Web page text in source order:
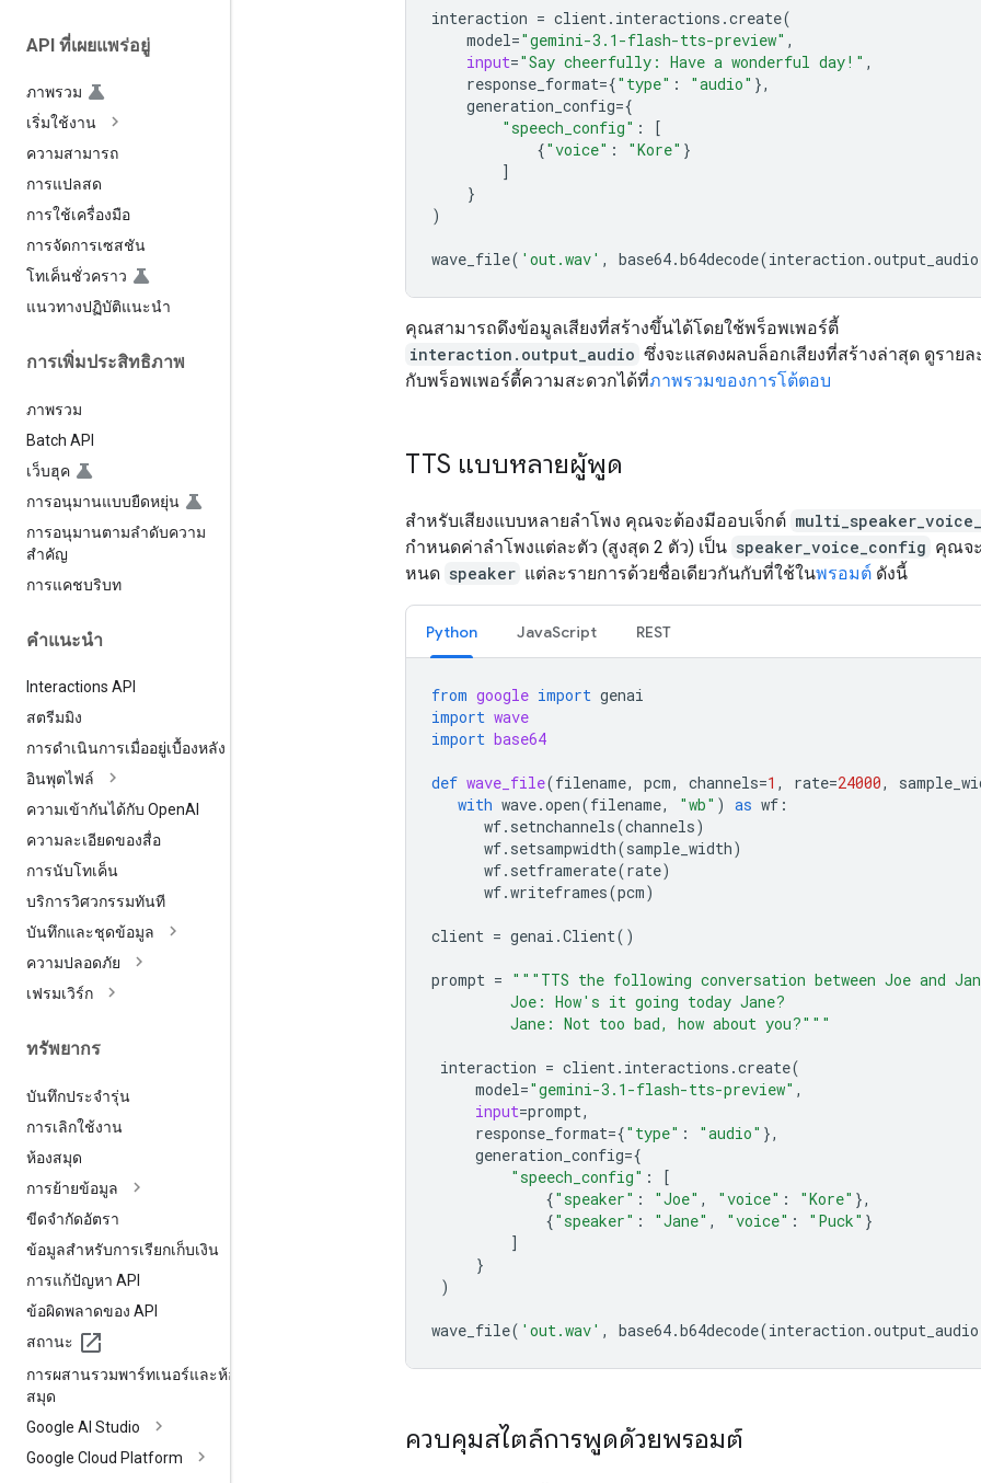
API ที่เผยแพร่อยู่
ภาพรวม
เริ่มใช้งาน
ความสามารถ
การแปลสด
การใช้เครื่องมือ
การจัดการเซสชัน
โทเค็นชั่วคราว
แนวทางปฏิบัติแนะนำ
การเพิ่มประสิทธิภาพ
ภาพรวม
Batch API
เว็บฮุค
การอนุมานแบบยืดหยุ่น
การอนุมานตามลำดับความ
สำคัญ
การแคชบริบท
คำแนะนำ
Interactions API
สตรีมมิง
การดำเนินการเมื่ออยู่เบื้องหลัง
อินพุตไฟล์
ความเข้ากันได้กับ OpenAI
ความละเอียดของสื่อ
การนับโทเค็น
บริการวิศวกรรมทันที
บันทึกและชุดข้อมูล
ความปลอดภัย
เฟรมเวิร์ก
ทรัพยากร
บันทึกประจำรุ่น
การเลิกใช้งาน
ห้องสมุด
การย้ายข้อมูล
ขีดจำกัดอัตรา
ข้อมูลสำหรับการเรียกเก็บเงิน
การแก้ปัญหา API
ข้อผิดพลาดของ API
สถานะ
การผสานรวมพาร์ทเนอร์และห้อง
สมุด
Google AI Studio
Google Cloud Platform
interaction = client. interactions .create(
model="gemini-3.1-flash-tts-preview" ,
input="Say cheerfully: Have a wonderful day!" ,
response_format={"type" : "audio" },
generation_config={
"speech_config" :
[
{"voice" : "Kore" }
]
}
)
wave_file( 'out.wav' , base64.b64decode(interaction .output_audio
คุณสามารถดึงข้อมูลเสียงที่สร้างขึ้นได้โดยใช้พร็อพเพอร์ตี้
interaction.output_audio ซึ่งจะแสดงผลบล็อกเสียงที่สร้างล่าสุด ดูรายล
กับพร็อพเพอร์ตี้ความสะดวกได้ที่ภาพรวมของการโต้ตอบ
TTS แบบหลายผู้พูด
สำหรับเสียงแบบหลายลำโพง คุณจะต้องมีออบเจ็กต์
กำหนดค่าลำโพงแต่ละตัว (สูงสุด 2 ตัว) เป็น speaker_voice_config คุณจ
หนด speaker แต่ละรายการด้วยชื่อเดียวกันกับที่ใช้ในพรอมต์ ดังนี้
Python JavaScript REST
from google import genai
import wave
import base64
def wave_file(filename, pcm, channels=1 , rate=24000,
with wave.open(filename, "wb" ) as wf :
wf. setnchannels(channels)
wf. setsampwidth(sample_width)
wf. setframerate(rate)
wf.writeframes(pcm)
client = genai .Client()
prompt = """TTS the following conversation between Joe and
         Joe: How's it going today Jane?
         Jane: Not too bad, how about you?"""
interaction = client. interactions .create(
model="gemini-3.1-flash-tts-preview" ,
input=prompt,
response_format={"type" : "audio" },
generation_config={
"speech_config" :
[
{"speaker" : "Joe" , "voice" : "Kore" },
{"speaker" : "Jane" , "voice" : "Puck" }
]
}
)
wave_file( 'out.wav' , base64.b64decode(interaction .output_audio
ควบคุมสไตล์การพูดด้วยพรอมต์